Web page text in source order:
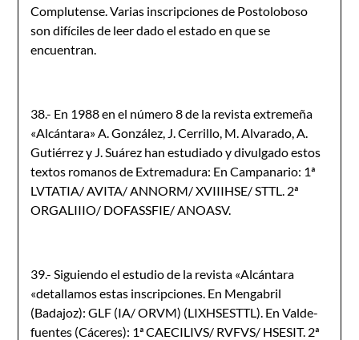
Complutense. Varias inscripciones de Postoloboso
son difíciles de leer dado el estado en que se
encuentran.
38.- En 1988 en el número 8 de la revista extremeña
«Alcántara» A. González, J. Cerrillo, M. Alvarado, A.
Gutiérrez y J. Suárez han estudiado y divulgado estos
textos romanos de Extremadura: En Campanario: 1ª
LVTATIA/ AVITA/ ANNORM/ XVIIIHSE/ STTL. 2ª
ORGALIIIO/ DOFASSFIE/ ANOASV.
39.- Siguiendo el estudio de la revista «Alcántara
«detallamos estas inscripciones. En Mengabril
(Badajoz): GLF (IA/ ORVM) (LIXHSESTTL). En Valde­
fuentes (Cáceres): 1ª CAECILIVS/ RVFVS/ HSESIT. 2ª